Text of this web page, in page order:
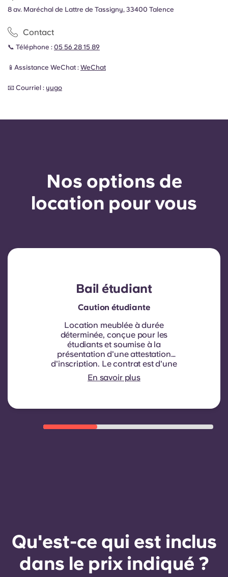
8 av. Maréchal de Lattre de Tassigny, 33400 Talence
Contact
📞 Téléphone : 05 56 28 15 89
📱Assistance WeChat : WeChat
📧 Courriel : yugo
Nos options de
location pour vous
Bail étudiant
Caution étudiante
Location meublée à durée
déterminée, conçue pour les
étudiants et soumise à la
présentation d'une attestation
d'inscription. Le contrat est d'une
durée de neuf mois. Le
renouvellement n'est pas
sous réserve de critères d'éligibilité
satisfaisant, un comportement
En savoir plus
Qu'est-ce qui est inclus
dans le prix indiqué ?